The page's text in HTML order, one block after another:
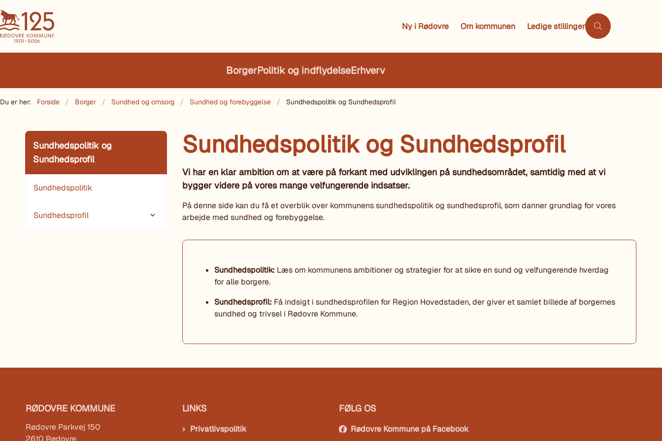
Ny i Rødovre Om kommunen Ledige stillinger
BorgerPolitik og indflydelseErhverv
Du er her: Forside Borger Sundhed og omsorg Sundhed og forebyggelse Sundhedspolitik og Sundhedsprofil
Sundhedspolitik og
Sundhedsprofil
Sundhedspolitik
Sundhedsprofil
Sundhedspolitik og Sundhedsprofil
Vi har en klar ambition om at være på forkant med udviklingen på sundhedsområdet, samtidig med at vi
bygger videre på vores mange velfungerende indsatser.
På denne side kan du få et overblik over kommunens sundhedspolitik og sundhedsprofil, som danner grundlag for vores
arbejde med sundhed og forebyggelse.
Sundhedspolitik: Læs om kommunens ambitioner og strategier for at sikre en sund og velfungerende hverdag
for alle borgere.
Sundhedsprofil: Få indsigt i sundhedsprofilen for Region Hovedstaden, der giver et samlet billede af borgernes
sundhed og trivsel i Rødovre Kommune.
RØDOVRE KOMMUNE
Rødovre Parkvej 150
2610 Rødovre
LINKS
Privatlivspolitik
FØLG OS
Rødovre Kommune på Facebook